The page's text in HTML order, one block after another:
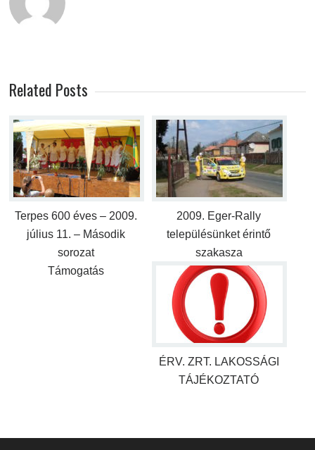
Related Posts
Terpes 600 éves – 2009.
július 11. – Második
sorozat
2009. Eger-Rally
településünket érintő
szakasza
Támogatás
ÉRV. ZRT. LAKOSSÁGI
TÁJÉKOZTATÓ